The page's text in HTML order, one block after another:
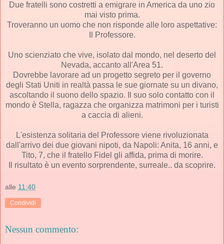
Due fratelli sono costretti a emigrare in America da uno zio
mai visto prima.
Troveranno un uomo che non risponde alle loro aspettative:
Il Professore.
Uno scienziato che vive, isolato dal mondo, nel deserto del
Nevada, accanto all'Area 51.
Dovrebbe lavorare ad un progetto segreto per il governo
degli Stati Uniti in realtà passa le sue giornate su un divano,
ascoltando il suono dello spazio. Il suo solo contatto con il
mondo è Stella, ragazza che organizza matrimoni per i turisti
a caccia di alieni.
L'esistenza solitaria del Professore viene rivoluzionata
dall'arrivo dei due giovani nipoti, da Napoli: Anita, 16 anni, e
Tito, 7, che il fratello Fidel gli affida, prima di morire.
Il risultato è un evento sorprendente, surreale.. da scoprire.
alle 11:40
Condividi
Nessun commento: